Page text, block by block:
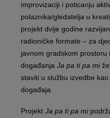
improvizaciji i poticanju
polaznika/gledatelja u
projekt dvije godine
radioničke formate – za
javnom gradskom prostoru
događanja Ja pa ti pa mi
staviti u službu izvedbe
događaja.
Projekt Ja pa ti pa mi